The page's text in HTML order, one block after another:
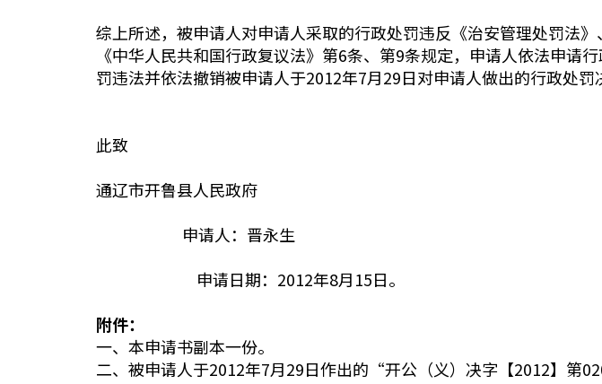
综上所述，被申请人对申请人采取的行政处罚违反《治安管理处罚法
《中华人民共和国行政复议法》第6条、第9条规定，申请人依法申请
罚违法并依法撤销被申请人于2012年7月29日对申请人做出的行政处罚
此致
通辽市开鲁县人民政府
申请人：晋永生
申请日期：2012年8月15日。
附件：
一、本申请书副本一份。
二、被申请人于2012年7月29日作出的“开公（义）决字【2012】第